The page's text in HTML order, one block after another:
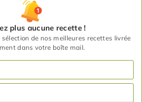
plus aucune recette !
de nos meilleures recettes livrée
dans votre boîte mail.